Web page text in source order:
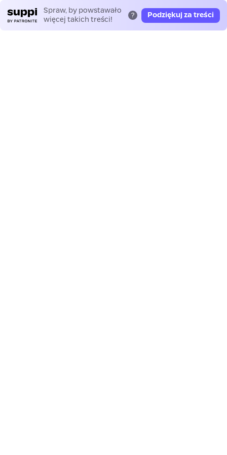
Spraw, by powstawało
więcej takich treści!
? Podziękuj za treści